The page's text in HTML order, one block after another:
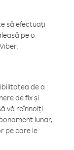
să efectuați
pe o
de a
de fix și
vă reînnoiți
lunar,
pe care le